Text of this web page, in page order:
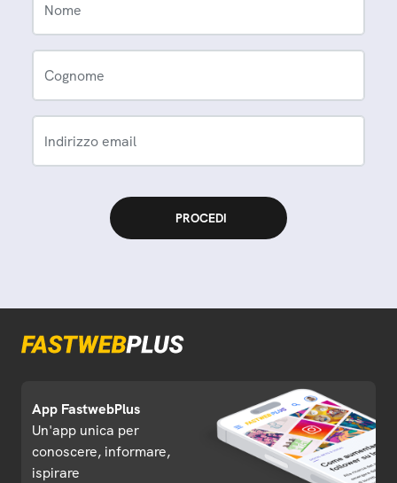
Nome
Cognome
Indirizzo email
App FastwebPlus
Un'app unica per
conoscere, informare,
ispirare